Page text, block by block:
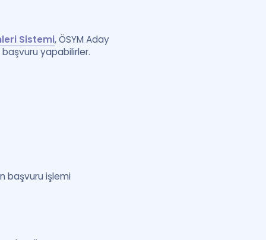
Sistemi, ÖSYM Aday
yapabilirler.
başvuru işlemi